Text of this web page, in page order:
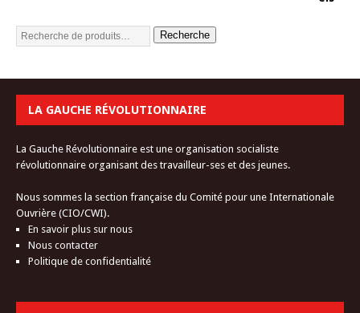
Recherche
LA GAUCHE RÉVOLUTIONNAIRE
La Gauche Révolutionnaire est une organisation socialiste
révolutionnaire organisant des travailleur-ses et des jeunes.
Nous sommes la section française du Comité pour une Internationale
Ouvrière (CIO/CWI).
En savoir plus sur nous
Nous contacter
Politique de confidentialité